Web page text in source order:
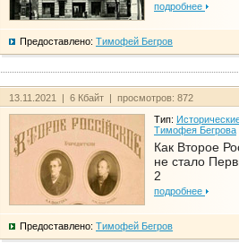
подробнее
Предоставлено: Тимофей Бегров
13.11.2021 | 6 Кбайт | просмотров: 872
Тип:
Тимофея Бегрова
Как Второе
не стало
2
подробнее
Предоставлено: Тимофей Бегров